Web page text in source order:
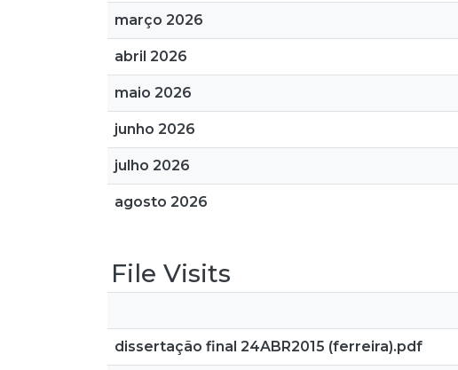
março 2026
abril 2026
maio 2026
junho 2026
julho 2026
agosto 2026
File Visits
dissertação final 24ABR2015 (ferreira).pdf